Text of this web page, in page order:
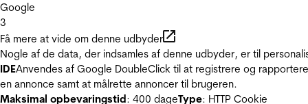
Google
3
Få mere at vide om denne udbyder
Nogle af de data, der indsamles af denne udbyder, er til
IDEAnvendes af Google DoubleClick til at registrere og
en annonce samt at målrette annoncer til brugeren.
Maksimal opbevaringstid: 400 dageType: HTTP Cookie